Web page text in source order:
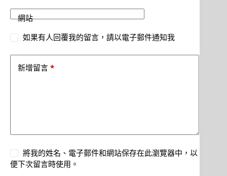
網站
如果有人回覆我的留言，請以電子郵件通知我
新增留言 *
將我的姓名、電子郵件和網站保存在此瀏覽器中，以
便下次留言時使用。